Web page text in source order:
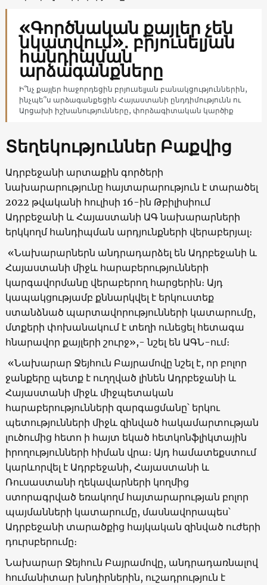
«Գործնական քայլեր չեն
նկատվում»․ բրյուսելյան
հանդիպման
արձագանքները
Ի՞նչ քայլեր հաջորդեցին բրյուսելյան բանակցություններին,
ինչպե՞ս արձագանքեցին Հայաստանի ընդդիմությունն ու
Արցախի իշխանությունները, փորձագիտական կարծիք
Տեղեկություններ Բաքվից
Ադրբեջանի արտաքին գործերի
նախարարությունը հայտարարություն է տարածել
2022 թվականի հուլիսի 16-ին Թբիլիսիում
Ադրբեջանի և Հայաստանի ԱԳ նախարարների
երկկողմ հանդիպման արդյունքների վերաբերյալ։
«Նախարարներն անդրադարձել են Ադրբեջանի և
Հայաստանի միջև հարաբերությունների
կարգավորմանը վերաբերող հարցերին։ Այդ
կապակցությամբ քննարկվել է երկուստեք
ստանձնած պարտավորությունների կատարումը,
մտքերի փոխանակում է տեղի ունեցել հետագա
հնարավոր քայլերի շուրջ»,- նշել են ԱԳՆ-ում։
«Նախարար Ջեյհուն Բայրամովը նշել է, որ բոլոր
ջանքերը պետք է ուղղված լինեն Ադրբեջանի և
Հայաստանի միջև միջպետական ​​
հարաբերությունների զարգացմանը՝ երկու
պետությունների միջև զինված հակամարտության
լուծումից հետո ի հայտ եկած հետկոնֆլիկտային
իրողությունների հիման վրա։ Այդ համատեքստում
կարևորվել է Ադրբեջանի, Հայաստանի և
Ռուսաստանի ղեկավարների կողմից
ստորագրված եռակողմ հայտարարության բոլոր
պայմանների կատարումը, մասնավորապես՝
Ադրբեջանի տարածքից հայկական զինված ուժերի
դուրսբերումը։
Նախարար Ջեյհուն Բայրամովը, անդրադառնալով
հումանիտար խնդիրներին, ուշադրություն է